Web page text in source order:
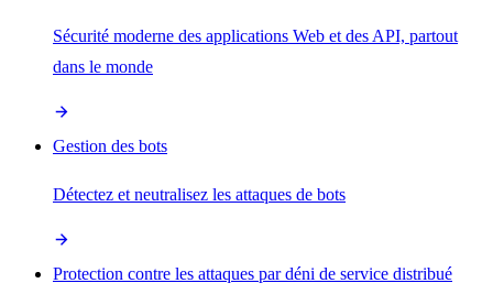
Sécurité moderne des applications Web et des API, partout
dans le monde
Gestion des bots
Détectez et neutralisez les attaques de bots
Protection contre les attaques par déni de service distribué